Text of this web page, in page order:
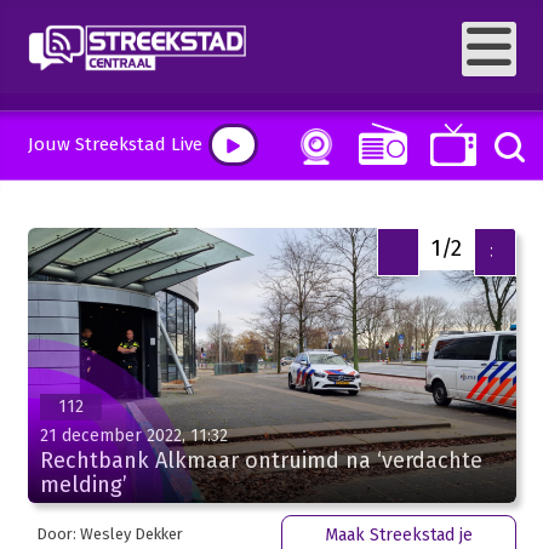
Jouw Streekstad Live
>
1/2
112
21 december 2022, 11:32
Rechtbank Alkmaar ontruimd na ‘verdachte
melding’
Door: Wesley Dekker
Maak Streekstad je